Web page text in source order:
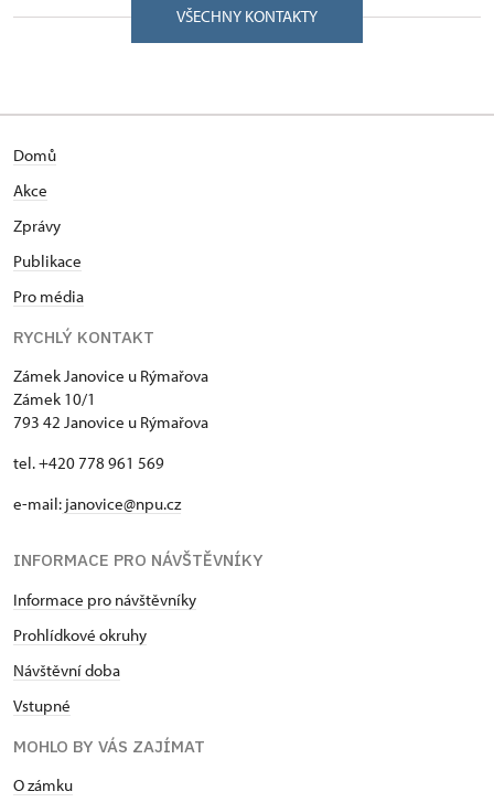
VŠECHNY KONTAKTY
Domů
Akce
Zprávy
Publikace
Pro média
RYCHLÝ KONTAKT
Zámek Janovice u Rýmařova
Zámek 10/1
793 42 Janovice u Rýmařova
tel. +420 778 961 569
e-mail: janovice@npu.cz
INFORMACE PRO NÁVŠTĚVNÍKY
Informace pro návštěvníky
Prohlídkové okruhy
Návštěvní doba
Vstupné
MOHLO BY VÁS ZAJÍMAT
O zámku